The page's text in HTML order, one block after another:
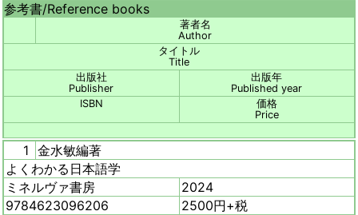
参考書/Reference books
著者名
Author
タイトル
Title
出版社
Publisher
出版年
Published year
ISBN
価格
Price
1 金水敏編著
よくわかる日本語学
ミネルヴァ書房
2024
9784623096206
2500円+税